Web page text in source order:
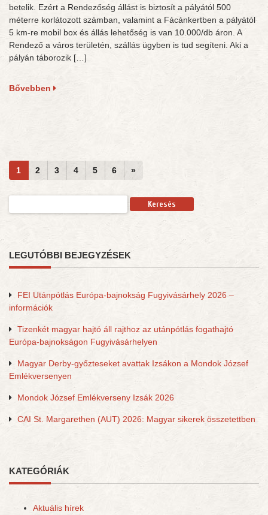
betelik. Ezért a Rendezőség állást is biztosít a pályától 500
méterre korlátozott számban, valamint a Fácánkertben a pályától
5 km-re mobil box és állás lehetőség is van 10.000/db áron. A
Rendező a város területén, szállás ügyben is tud segíteni. Aki a
pályán táborozik […]
Bővebben
1 2 3 4 5 6 »
LEGUTÓBBI BEJEGYZÉSEK
FEI Utánpótlás Európa-bajnokság Fugyivásárhely 2026 –
információk
Tizenkét magyar hajtó áll rajthoz az utánpótlás fogathajtó
Európa-bajnokságon Fugyivásárhelyen
Magyar Derby-győzteseket avattak Izsákon a Mondok József
Emlékversenyen
Mondok József Emlékverseny Izsák 2026
CAI St. Margarethen (AUT) 2026: Magyar sikerek összetettben
KATEGÓRIÁK
Aktuális hírek